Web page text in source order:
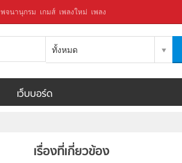
พจนานุกรม เกมส์ เพลงใหม่ เพลง
ทั้งหมด
เว็บบอร์ด
เรื่องที่เกี่ยวข้อง